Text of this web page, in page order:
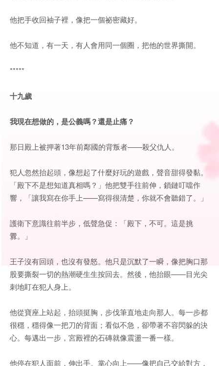
他把手收回袖子裡，像把一個祕密藏好。
他不知道，有一天，有人會用同一個圈，把他的世界撕開。
*****
十九歲
我現在想做的，是公義嗎？還是止痛？
那日殿上被押著13年前鄰國的背叛者——殺父仇人。
犯人忽然抬起頭，像想起了什麼好玩的遊戲，聲音甜得發黏。
「殿下不是想知道真相嗎？」他把雙手往前伸，鎖鏈叮噹作
響，「讓我寫在你手上——寫得很清楚，你就不會聽錯了。」
護衛下意識往前半步，低聲急促：「殿下，不可。這是挑
釁。」
王子沒有回頭，也沒有發怒。他只是沉默了一瞬，像把胸口那
股要撕裂一切的熱潮硬生生按回去。然後，他抬眼——目光尖
刺地盯在犯人身上。
他從寶座上站起，抬頭挺胸，步伐筆直地走向那人。每一步都
很穩，穩得像一把刀的背面；看似不急，卻帶著不容閃躲的決
心。每邁出一步，宮殿裡的石磚就像震盪一番一樣。
他停在犯人面前，伸出手。掌心向上——像把自己交給對方，